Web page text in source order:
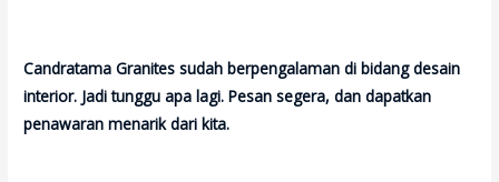
Candratama Granites sudah berpengalaman di bidang desain
interior. Jadi tunggu apa lagi. Pesan segera, dan dapatkan
penawaran menarik dari kita.